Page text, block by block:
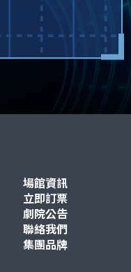
場館資訊
立即訂票
劇院公告
聯絡我們
集團品牌